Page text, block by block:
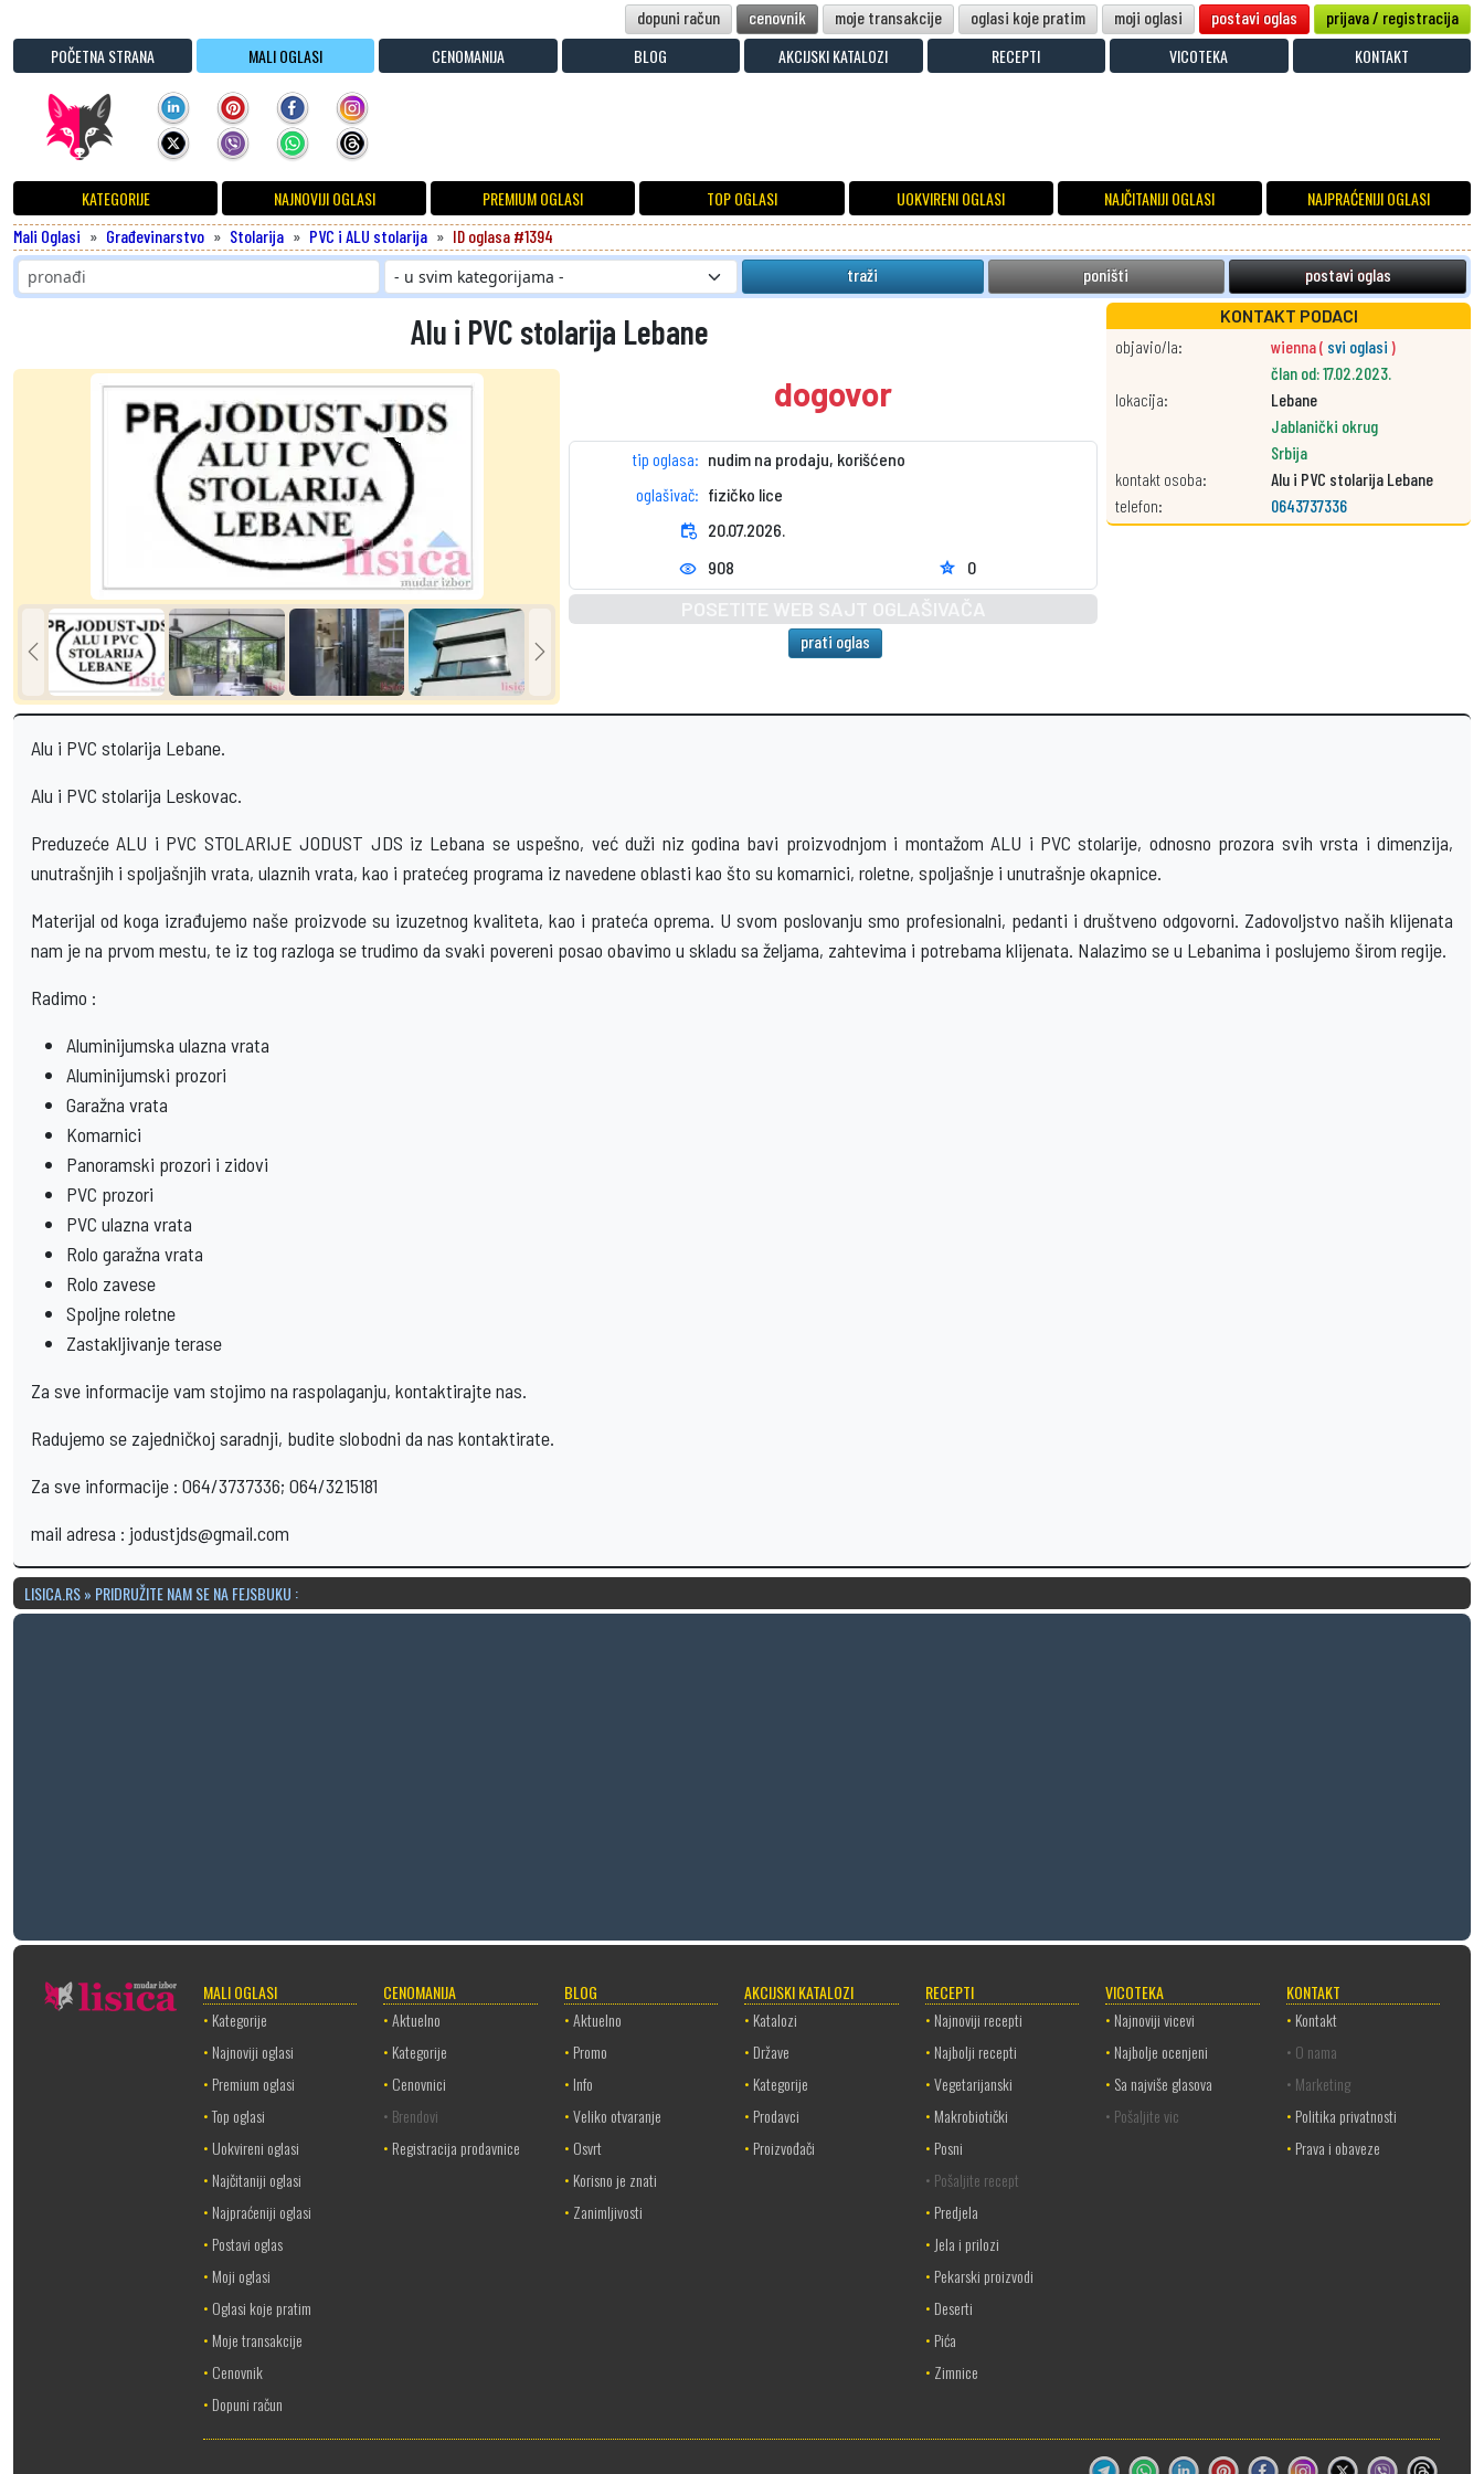
dopuni račun cenovnik moje transakcije oglasi koje pratim moji oglasi postavi oglas prijava / registracija
POČETNA STRANA MALI OGLASI CENOMANIJA BLOG AKCIJSKI KATALOZI RECEPTI VICOTEKA KONTAKT
KATEGORIJE NAJNOVIJI OGLASI PREMIUM OGLASI TOP OGLASI UOKVIRENI OGLASI NAJČITANIJI OGLASI NAJPRAĆENIJI OGLASI
Mali Oglasi Građevinarstvo Stolarija PVC i ALU stolarija
ID oglasa #1394
traži
poništi postavi oglas
Alu i PVC stolarija Lebane
dogovor
tip oglasa: nudim na prodaju, korišćeno
oglašivač: fizičko lice
event_repeat 20.07.2026.
visibility 908 star 0
prati oglas
KONTAKT PODACI
objavio/la:
wienna ( svi oglasi )
član od: 17.02.2023.
lokacija:
Lebane
Jablanički okrug
Srbija
kontakt osoba:
Alu i PVC stolarija Lebane
telefon:
0643737336
Alu i PVC stolarija Lebane.
Alu i PVC stolarija Leskovac.
Preduzeće ALU i PVC STOLARIJE JODUST JDS iz Lebana se uspešno, već duži niz godina bavi proizvodnjom i montažom ALU i PVC stolarije, odnosno prozora svih vrsta i dimenzija,
unutrašnjih i spoljašnjih vrata, ulaznih vrata, kao i pratećeg programa iz navedene oblasti kao što su komarnici, roletne, spoljašnje i unutrašnje okapnice.
Materijal od koga izrađujemo naše proizvode su izuzetnog kvaliteta, kao i prateća oprema. U svom poslovanju smo profesionalni, pedanti i društveno odgovorni. Zadovoljstvo naših klijenata
nam je na prvom mestu, te iz tog razloga se trudimo da svaki povereni posao obavimo u skladu sa željama, zahtevima i potrebama klijenata. Nalazimo se u Lebanima i poslujemo širom regije.
Radimo :
Aluminijumska ulazna vrata
Aluminijumski prozori
Garažna vrata
Komarnici
Panoramski prozori i zidovi
PVC prozori
PVC ulazna vrata
Rolo garažna vrata
Rolo zavese
Spoljne roletne
Zastakljivanje terase
Za sve informacije vam stojimo na raspolaganju, kontaktirajte nas.
Radujemo se zajedničkoj saradnji, budite slobodni da nas kontaktirate.
Za sve informacije : 064/3737336; 064/3215181
mail adresa : jodustjds@gmail.com
LISICA.RS » PRIDRUŽITE NAM SE NA FEJSBUKU :
MALI OGLASI
• Kategorije
• Najnoviji oglasi
• Premium oglasi
•Top oglasi
• Uokvireni oglasi
• Najčitaniji oglasi
• Najpraćeniji oglasi
• Postavi oglas
• Moji oglasi
• Oglasi koje pratim
• Moje transakcije
• Cenovnik
• Dopuni račun
CENOMANIJA
•Aktuelno
• Kategorije
• Cenovnici
• Brendovi
• Registracija prodavnice
BLOG
•Aktuelno
• Promo
• Info
•Veliko otvaranje
• Osvrt
• Korisno je znati
• Zanimljivosti
AKCIJSKI KATALOZI
• Katalozi
• Države
• Kategorije
• Prodavci
• Proizvođači
RECEPTI
• Najnoviji recepti
• Najbolji recepti
•Vegetarijanski
• Makrobiotički
• Posni
• Pošaljite recept
• Predjela
• Jela i prilozi
• Pekarski proizvodi
• Deserti
• Pića
• Zimnice
VICOTEKA
• Najnoviji vicevi
• Najbolje ocenjeni
• Sa najviše glasova
• Pošaljite vic
KONTAKT
• Kontakt
• O nama
• Marketing
• Politika privatnosti
• Prava i obaveze